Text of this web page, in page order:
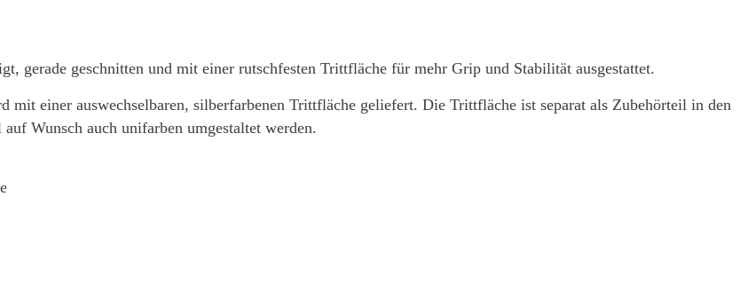
gerade geschnitten und mit einer rutschfesten Trittfläche für mehr Grip und Stabilität ausgestattet.
mit einer auswechselbaren, silberfarbenen Trittfläche geliefert. Die Trittfläche ist separat als Zubehörteil in den
Wunsch auch unifarben umgestaltet werden.